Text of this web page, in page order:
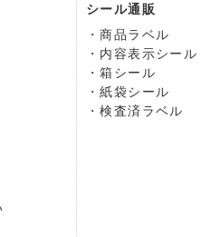
シール通販
商品ラベル
内容表示シール
箱シール
紙袋シール
検査済ラベル